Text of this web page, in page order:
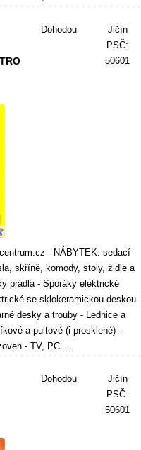
Dohodou
Jičín
PSČ:
50601
- NÁBYTEK: sedací
skříně, komody, stoly, židle a
prádla - Sporáky elektrické
se sklokeramickou deskou
desky a trouby - Lednice a
a pultové (i prosklené) -
- TV, PC ....
Dohodou
Jičín
PSČ:
50601